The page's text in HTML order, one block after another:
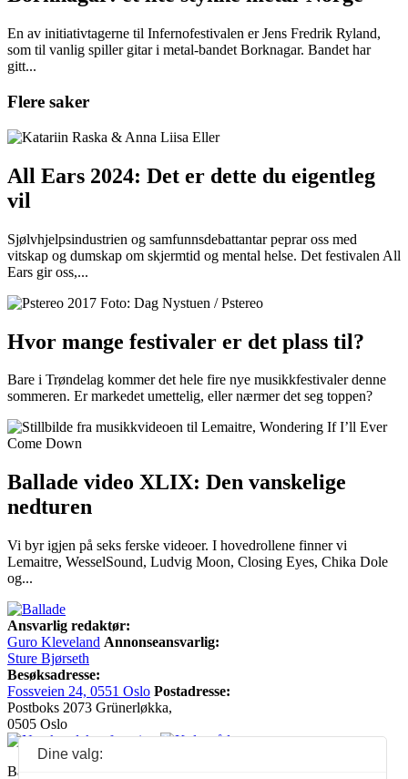
En av initiativtagerne til Infernofestivalen er Jens Fredrik Ryland,
som til vanlig spiller gitar i metal-bandet Borknagar. Bandet har
gitt...
Flere saker
All Ears 2024: Det er dette du eigentleg
vil
Sjølvhjelpsindustrien og samfunnsdebattantar peprar oss med
vitskap og dumskap om skjermtid og mental helse. Det festivalen All
Ears gir oss,...
Hvor mange festivaler er det plass til?
Bare i Trøndelag kommer det hele fire nye musikkfestivaler denne
sommeren. Er markedet umettelig, eller nærmer det seg toppen?
Ballade video XLIX: Den vanskelige
nedturen
Vi byr igjen på seks ferske videoer. I hovedrollene finner vi
Lemaitre, WesselSound, Ludvig Moon, Closing Eyes, Chika Dole
og...
Ansvarlig redaktør:
Guro Kleveland Annonseansvarlig:
Sture Bjørseth
Besøksadresse:
Fossveien 24, 0551 Oslo Postadresse:
Postboks 2073 Grünerløkka,
0505 Oslo
Ballade mottar tilskudd fra Norsk kulturråd, i tillegg til økonomisk
Dine valg: